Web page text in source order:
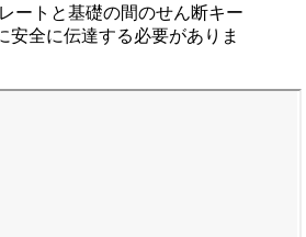
ートと基礎の間のせん断キー
安全に伝達する必要がありま